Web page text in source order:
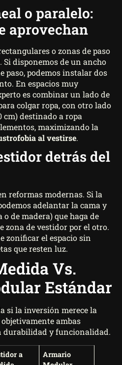
o paralelo:
aprovechan
o zonas de paso
Si disponemos de un ancho
paso, podemos instalar dos
En espacios muy
es combinar un lado de
colgar ropa, con otro lado
cm) destinado a ropa
maximizando la
al vestirse.
detrás del
reformas modernas. Si la
adelantar la cama y
de madera) que haga de
zona de vestidor por el otro.
zonificar el espacio sin
que resten luz.
Vs.
Estándar
si la inversión merece la
ambas
durabilidad y funcionalidad.
a
Armario